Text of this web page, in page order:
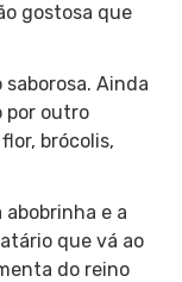
gostosa que
Ainda
por outro
brócolis,
e a
que vá ao
do reino